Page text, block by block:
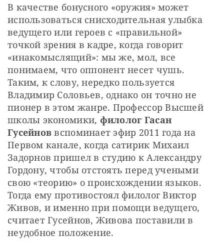
В качестве бонусного «оружия» может
использоваться снисходительная улыбка
ведущего или героев с «правильной»
точкой зрения в кадре, когда говорит
«инакомыслящий»: мы же, мол, все
понимаем, что оппонент несет чушь.
Таким, к слову, нередко пользуется
Владимир Соловьев, однако он точно не
пионер в этом жанре. Профессор Высшей
школы экономики, филолог Гасан
Гусейнов вспоминает эфир 2011 года на
Первом канале, когда сатирик Михаил
Задорнов пришел в студию к Александру
Гордону, чтобы отстоять перед учеными
свою «теорию» о происхождении языков.
Тогда ему противостоял филолог Виктор
Живов, и именно при помощи ведущего,
считает Гусейнов, Живова поставили в
неудобное положение.